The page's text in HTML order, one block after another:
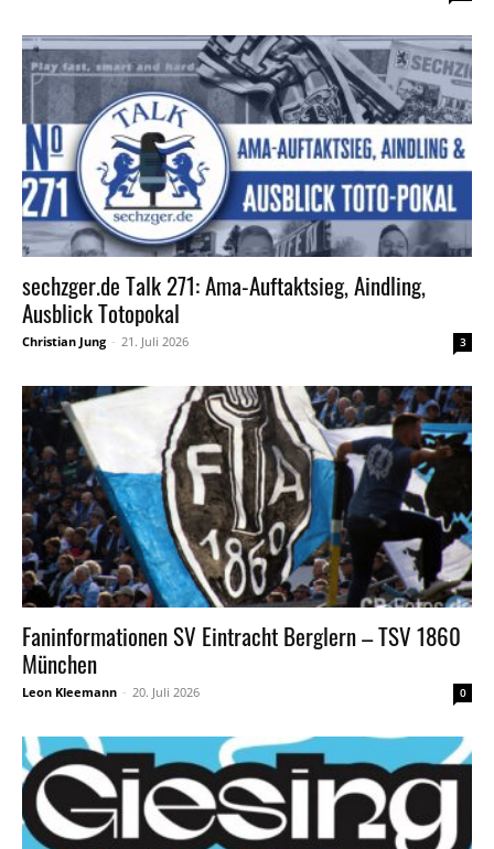
sechzger.de Talk 271: Ama-Auftaktsieg, Aindling,
Ausblick Totopokal
Christian Jung - 21. Juli 2026 3
Faninformationen SV Eintracht Berglern – TSV 1860
München
Leon Kleemann - 20. Juli 2026 0